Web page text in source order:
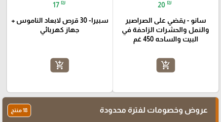
20 ₪
سانو - يقضي على الصراصير
والنمل والحشرات الزاحفة في
البيت والساحه 450 غم
add_shopping_cart
17 ₪
سبيرا- 30 قرص لابعاد الناموس +
جهاز كهربائي
add_shopping_cart
عروض وخصومات لفترة محدودة 18 منتج